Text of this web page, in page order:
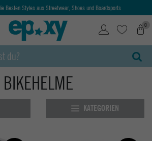
Besten Styles aus Streetwear, Shoes und Boardsports
0
BIKEHELME
KATEGORIEN